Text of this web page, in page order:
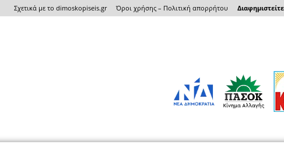
Σχετικά με το dimoskopiseis.gr Όροι χρήσης – Πολιτική απορρήτου